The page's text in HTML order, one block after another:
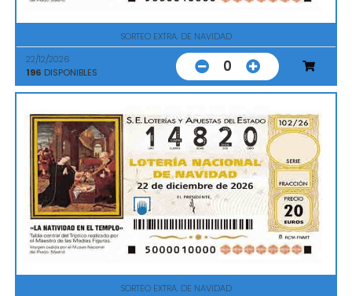
SORTEO EXTRA. DE NAVIDAD
22/12/2026
196 DISPONIBLES 0
SORTEO EXTRA. DE NAVIDAD